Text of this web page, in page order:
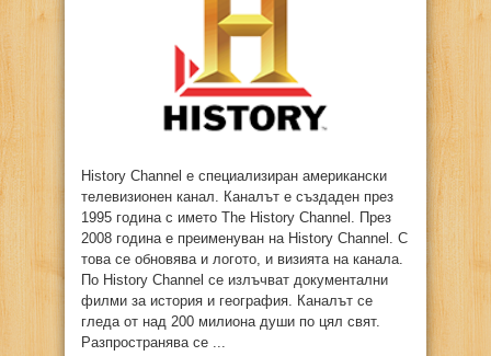
History Channel е специализиран американски
телевизионен канал. Каналът е създаден през
1995 година с името The History Channel. През
2008 година е преименуван на History Channel. С
това се обновява и логото, и визията на канала.
По History Channel се излъчват документални
филми за история и география. Каналът се
гледа от над 200 милиона души по цял свят.
Разпространява се ...